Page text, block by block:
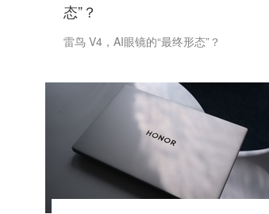
态”？
雷鸟 V4，AI眼镜的“最终形态”？